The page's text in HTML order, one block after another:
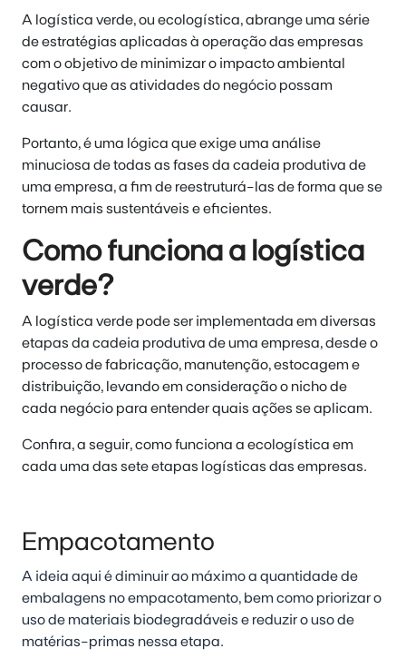
A logística verde, ou ecologística, abrange uma série
de estratégias aplicadas à operação das empresas
com o objetivo de minimizar o impacto ambiental
negativo que as atividades do negócio possam
causar.
Portanto, é uma lógica que exige uma análise
minuciosa de todas as fases da cadeia produtiva de
uma empresa, a fim de reestruturá-las de forma que se
tornem mais sustentáveis e eficientes.
Como funciona a logística
verde?
A logística verde pode ser implementada em diversas
etapas da cadeia produtiva de uma empresa, desde o
processo de fabricação, manutenção, estocagem e
distribuição, levando em consideração o nicho de
cada negócio para entender quais ações se aplicam.
Confira, a seguir, como funciona a ecologística em
cada uma das sete etapas logísticas das empresas.
Empacotamento
A ideia aqui é diminuir ao máximo a quantidade de
embalagens no empacotamento, bem como priorizar o
uso de materiais biodegradáveis e reduzir o uso de
matérias-primas nessa etapa.